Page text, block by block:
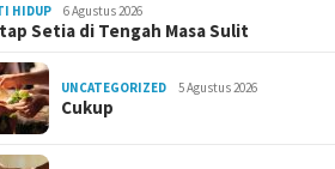
HIDUP 6 Agustus 2026
Setia di Tengah Masa Sulit
UNCATEGORIZED 5 Agustus 2026
Cukup